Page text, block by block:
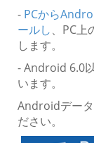
- PCから
ールし、PC
します。
- Android 6.0
います。
Androidデー
ださい。